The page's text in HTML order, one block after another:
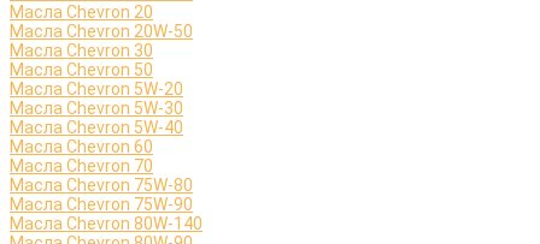
Масла Chevron 20
Масла Chevron 20W-50
Масла Chevron 30
Масла Chevron 50
Масла Chevron 5W-20
Масла Chevron 5W-30
Масла Chevron 5W-40
Масла Chevron 60
Масла Chevron 70
Масла Chevron 75W-80
Масла Chevron 75W-90
Масла Chevron 80W-140